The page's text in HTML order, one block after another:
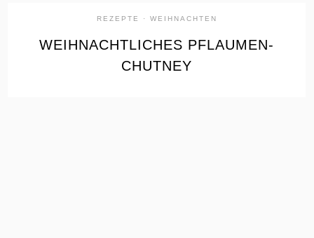
REZEPTE · WEIHNACHTEN
WEIHNACHTLICHES PFLAUMEN-
CHUTNEY